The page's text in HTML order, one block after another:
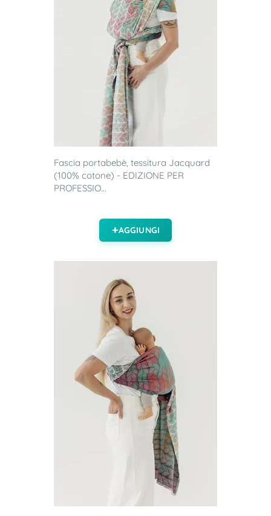
Fascia portabebè, tessitura Jacquard
(100% cotone) - EDIZIONE PER
PROFESSIO...
AGGIUNGI